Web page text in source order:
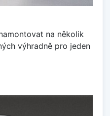
na několik
výhradně pro jeden